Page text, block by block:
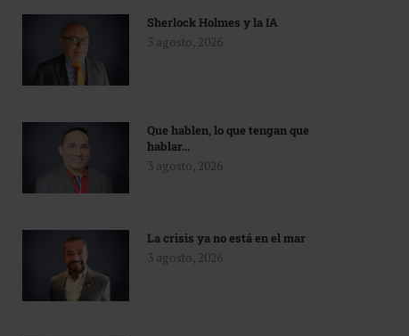
Sherlock Holmes y la IA
3 agosto, 2026
Que hablen, lo que tengan que
hablar…
3 agosto, 2026
La crisis ya no está en el mar
3 agosto, 2026